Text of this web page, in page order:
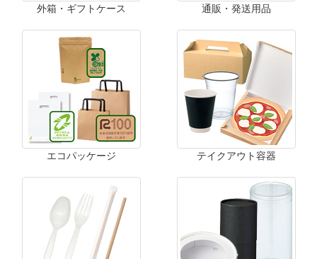
外箱・ギフトケース 通販・発送用品
エコパッケージ テイクアウト容器